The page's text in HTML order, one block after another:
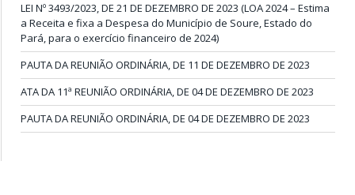
LEI Nº 3493/2023, DE 21 DE DEZEMBRO DE 2023 (LOA 2024 – Estima
a Receita e fixa a Despesa do Município de Soure, Estado do
Pará, para o exercício financeiro de 2024)
PAUTA DA REUNIÃO ORDINÁRIA, DE 11 DE DEZEMBRO DE 2023
ATA DA 11ª REUNIÃO ORDINÁRIA, DE 04 DE DEZEMBRO DE 2023
PAUTA DA REUNIÃO ORDINÁRIA, DE 04 DE DEZEMBRO DE 2023